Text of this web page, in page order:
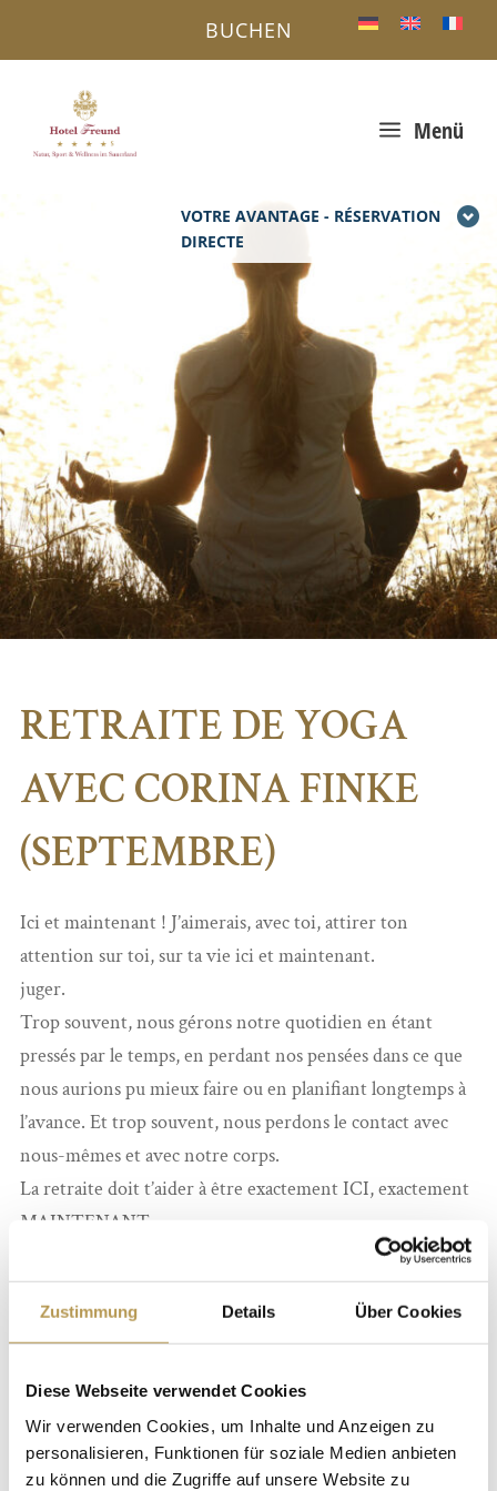
Zustimmung Details Über Cookies
Diese Webseite verwendet Cookies
Wir verwenden Cookies, um Inhalte und Anzeigen zu
personalisieren, Funktionen für soziale Medien anbieten
zu können und die Zugriffe auf unsere Website zu
VOTRE AVANTAGE - RÉSERVATION
DIRECTE
a Menü
BUCHEN
RETRAITE DE YOGA
AVEC CORINA FINKE
(SEPTEMBRE)
Ici et maintenant ! J’aimerais, avec toi, attirer ton
attention sur toi, sur ta vie ici et maintenant.
juger.
Trop souvent, nous gérons notre quotidien en étant
pressés par le temps, en perdant nos pensées dans ce que
nous aurions pu mieux faire ou en planifiant longtemps à
l’avance. Et trop souvent, nous perdons le contact avec
nous-mêmes et avec notre corps.
La retraite doit t’aider à être exactement ICI, exactement
MAINTENANT.
Programme
Vendredi
Arrivée individuelle à partir de 15h00
Samedi
8h30 -10h00 Méditation et Vinyasa Yoga